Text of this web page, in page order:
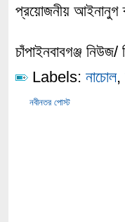
প্রয়োজনীয় আইনানুগ
চাঁপাইনবাবগঞ্জ
Labels: নাচোল,
নবীনতর পোস্ট